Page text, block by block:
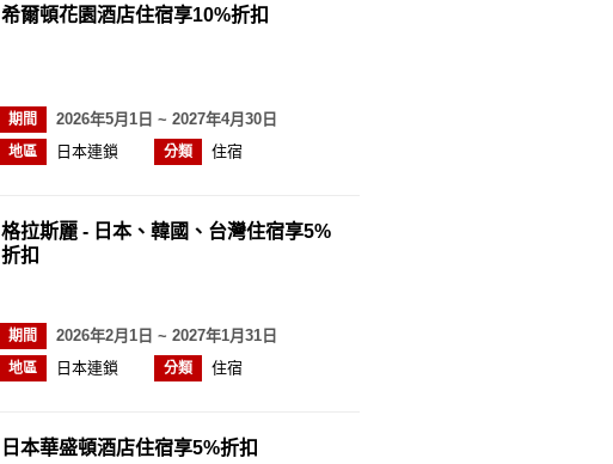
希爾頓花園酒店住宿享10%折扣
期間 2026年5月1日 ~ 2027年4月30日
地區 日本連鎖 分類 住宿
格拉斯麗 - 日本、韓國、台灣住宿享5%
折扣
期間 2026年2月1日 ~ 2027年1月31日
地區 日本連鎖 分類 住宿
日本華盛頓酒店住宿享5%折扣